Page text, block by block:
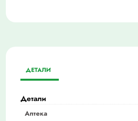
ДЕТАЛИ
Детали
Аптека